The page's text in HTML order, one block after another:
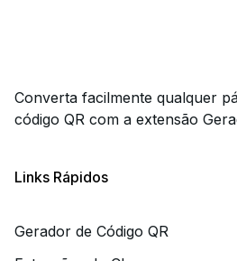
Converta facilmente qualquer
código QR com a extensão
Links Rápidos
Gerador de Código QR